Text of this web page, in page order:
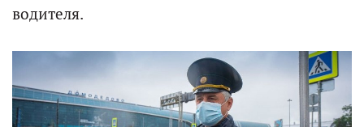
водителя.